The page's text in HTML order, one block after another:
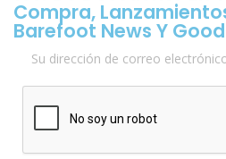
Compra,
Barefoot News Y